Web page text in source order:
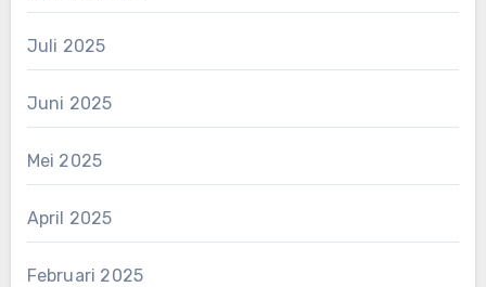
Juli 2025
Juni 2025
Mei 2025
April 2025
Februari 2025